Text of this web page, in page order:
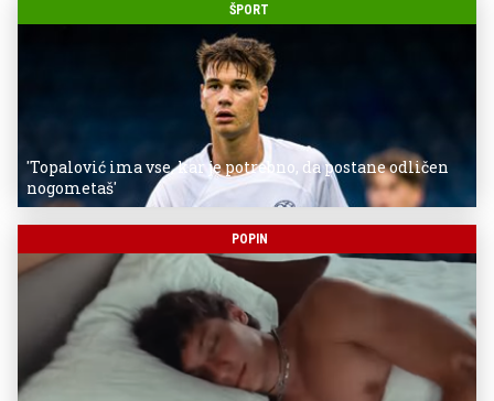
ŠPORT
'Topalović ima vse, kar je potrebno, da postane odličen
nogometaš'
POPIN